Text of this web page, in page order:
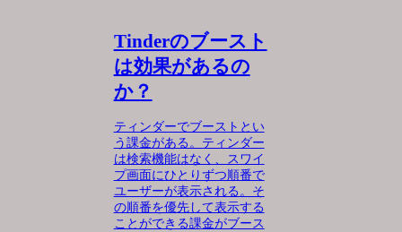
Tinderのブースト
は効果があるの
か？
ティンダーでブーストとい
う課金がある。ティンダー
は検索機能はなく、スワイ
プ画面にひとりずつ順番で
ユーザーが表示される。そ
の順番を優先して表示する
ことができる課金がブース